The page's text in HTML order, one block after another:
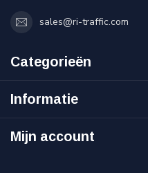
sales@ri-traffic.com
Categorieën
Informatie
Mijn account